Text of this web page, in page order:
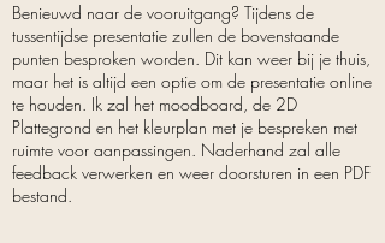
Benieuwd naar de vooruitgang? Tijdens de
tussentijdse presentatie zullen de bovenstaande
punten besproken worden. Dit kan weer bij je thuis,
maar het is altijd een optie om de presentatie online
te houden. Ik zal het moodboard, de 2D
Plattegrond en het kleurplan met je bespreken met
ruimte voor aanpassingen. Naderhand zal alle
feedback verwerken en weer doorsturen in een PDF
bestand.